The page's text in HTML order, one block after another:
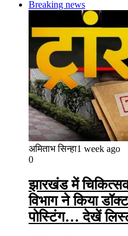
Breaking news
अमिताभ सिन्हा1 week ago
0
झारखंड में
विभाग ने किया
पोस्टिंग… देखें